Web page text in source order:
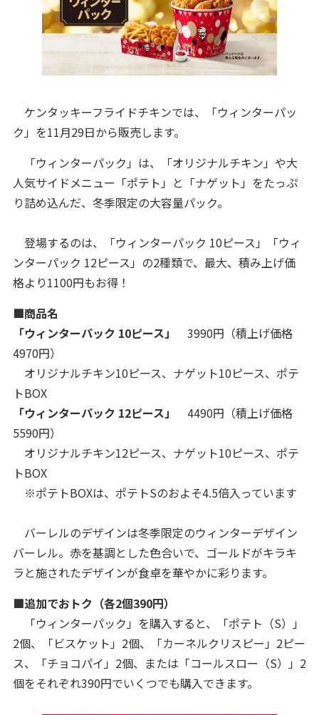
ケンタッキーフライドチキンでは、「ウィンターパッ
ク」を11月29日から販売します。
「ウィンターパック」は、「オリジナルチキン」や大
人気サイドメニュー「ポテト」と「ナゲット」をたっぷ
り詰め込んだ、冬季限定の大容量パック。
登場するのは、「ウィンターパック 10ピース」「ウィ
ンターパック 12ピース」の2種類で、最大、積み上げ価
格より1100円もお得！
■商品名
「ウィンターパック 10ピース」
3990円（積上げ価格
4970円）
オリジナルチキン10ピース、ナゲット10ピース、ポテ
トBOX
「ウィンターパック 12ピース」
4490円（積上げ価格
5590円）
オリジナルチキン12ピース、ナゲット10ピース、ポテ
トBOX
※ポテトBOXは、ポテトSのおよそ4.5倍入っています
バーレルのデザインは冬季限定のウィンターデザイン
バーレル。赤を基調とした色合いで、ゴールドがキラキ
ラと施されたデザインが食卓を華やかに彩ります。
■追加でおトク（各2個390円）
「ウィンターパック」を購入すると、「ポテト（S）」
2個、「ビスケット」2個、「カーネルクリスピー」2ピー
ス、「チョコパイ」2個、または「コールスロー（S）」2
個をそれぞれ390円でいくつでも購入できます。